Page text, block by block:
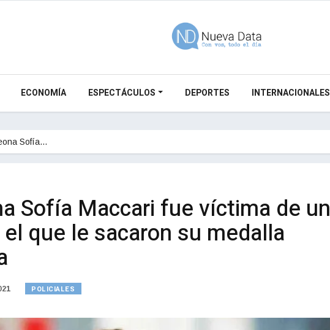
ECONOMÍA ESPECTÁCULOS DEPORTES INTERNACIONALES
Sofía…
Sofía Maccari fue víctima de un
que le sacaron su medalla
POLICIALES